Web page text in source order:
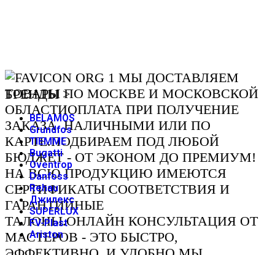
БРЕНДЫ >
BELAMOS
Grundfos
TIEMME
Bugatti
Oventrop
Danfoss
Rehau
Джилекс
SUPERLUX
FV-Plast
Ariston